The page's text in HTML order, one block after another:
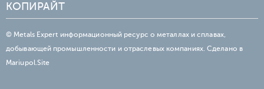
КОПИРАЙТ
© Metals Expert информационный ресурс о металлах и сплавах,
добывающей промышленности и отраслевых компаниях. Сделано в
Mariupol.Site